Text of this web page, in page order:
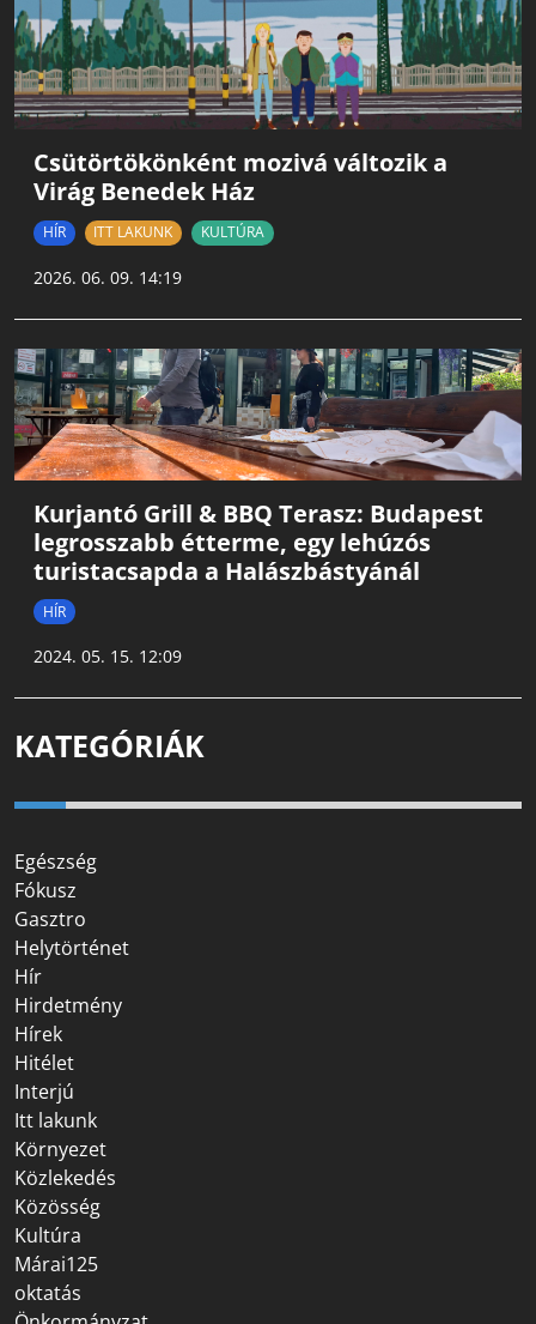
Csütörtökönként mozivá változik a
Virág Benedek Ház
HÍR ITT LAKUNK KULTÚRA
2026. 06. 09. 14:19
Kurjantó Grill & BBQ Terasz: Budapest
legrosszabb étterme, egy lehúzós
turistacsapda a Halászbástyánál
HÍR
2024. 05. 15. 12:09
KATEGÓRIÁK
Egészség
Fókusz
Gasztro
Helytörténet
Hír
Hirdetmény
Hírek
Hitélet
Interjú
Itt lakunk
Környezet
Közlekedés
Közösség
Kultúra
Márai125
oktatás